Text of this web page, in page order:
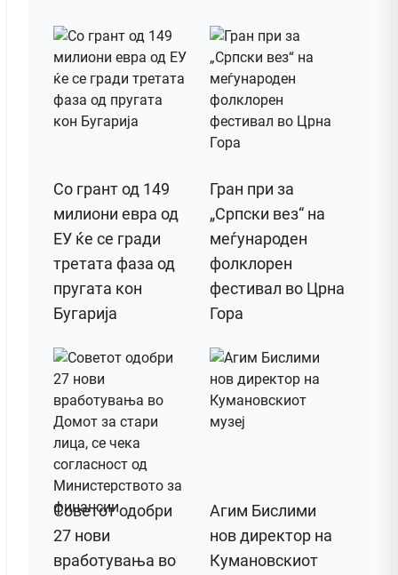
Со грант од 149
милиони евра од
ЕУ ќе се гради
третата фаза од
пругата кон
Бугарија
Гран при за
„Српски вез“ на
меѓународен
фолклорен
фестивал во Црна
Гора
Советот одобри
27 нови
вработувања во
Агим Бислими
нов директор на
Кумановскиот